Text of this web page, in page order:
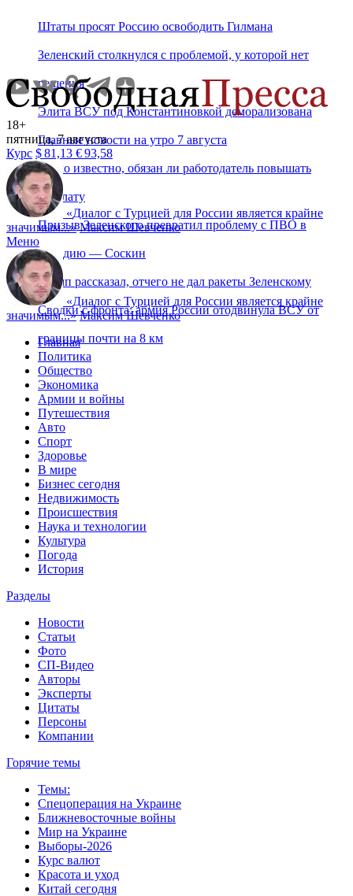
Штаты просят Россию освободить Гилмана
Зеленский столкнулся с проблемой, у которой нет
решения
Элита ВСУ под Константиновкой деморализована
Главные новости на утро 7 августа
Стало известно, обязан ли работодатель повышать
зарплату
Призыв Зеленского превратил проблему с ПВО в
комедию — Соскин
Трамп рассказал, отчего не дал ракеты Зеленскому
Сводки с фронта: армия России отодвинула ВСУ от
границы почти на 8 км
18+
пятница, 7 августа
Курс $81,13 €93,58
«Диалог с Турцией для России является крайне
значимым...» Максим Шевченко
Меню
«Диалог с Турцией для России является крайне
значимым...» Максим Шевченко
Главная
Политика
Общество
Экономика
Армии и войны
Путешествия
Авто
Спорт
Здоровье
В мире
Бизнес сегодня
Недвижимость
Происшествия
Наука и технологии
Культура
Погода
История
Разделы
Новости
Статьи
Фото
СП-Видео
Авторы
Эксперты
Цитаты
Персоны
Компании
Горячие темы
Темы:
Спецоперация на Украине
Ближневосточные войны
Мир на Украине
Выборы-2026
Курс валют
Красота и уход
Китай сегодня